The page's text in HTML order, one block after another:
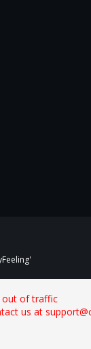
out of traffic
us at